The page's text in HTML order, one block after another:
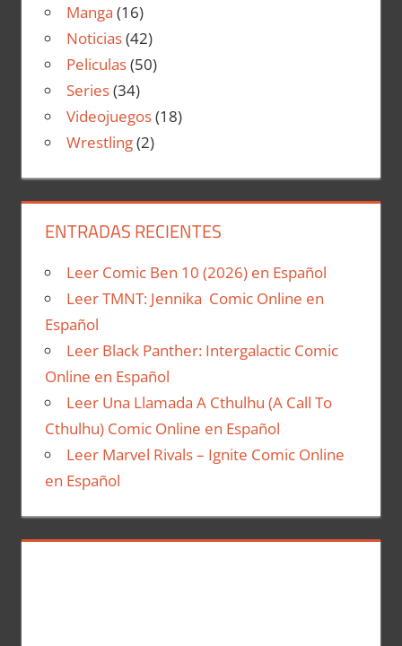
Manga (16)
Noticias(42)
Peliculas(50)
Series(34)
Videojuegos(18)
Wrestling(2)
ENTRADAS RECIENTES
Leer Comic Ben 10 (2026) en Español
Leer TMNT: Jennika Comic Online en
Español
Leer Black Panther: Intergalactic Comic
Online en Español
Leer Una Llamada A Cthulhu (A Call To
Cthulhu) Comic Online en Español
Leer Marvel Rivals – Ignite Comic Online
en Español